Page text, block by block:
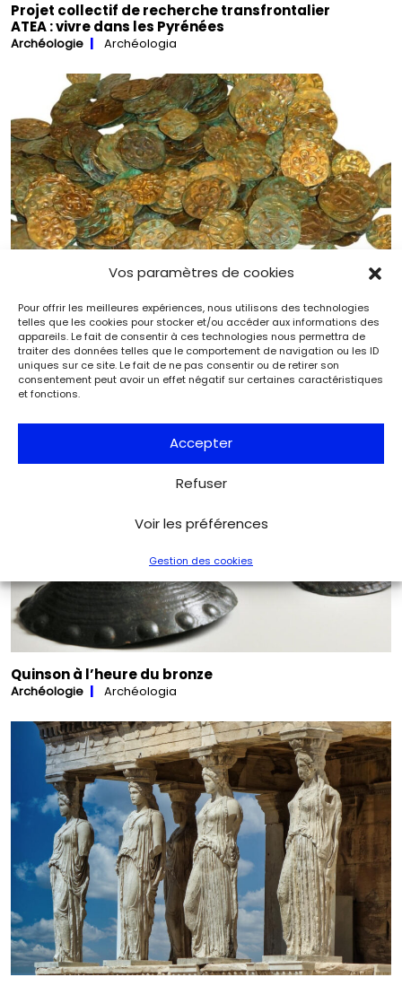
Vos paramètres de cookies
Pour offrir les meilleures expériences, nous utilisons des technologies
telles que les cookies pour stocker et/ou accéder aux informations des
appareils. Le fait de consentir à ces technologies nous permettra de
traiter des données telles que le comportement de navigation ou les ID
uniques sur ce site. Le fait de ne pas consentir ou de retirer son
consentement peut avoir un effet négatif sur certaines caractéristiques
et fonctions.
Accepter
Refuser
Voir les préférences
Gestion des cookies
Projet collectif de recherche transfrontalier
ATEA : vivre dans les Pyrénées
Archéologie Archéologia
Le musée archéologique de Saint‑Raphaël et ses
trésors
Musées & Patrimoine Archéologia
Quinson à l’heure du bronze
Archéologie Archéologia